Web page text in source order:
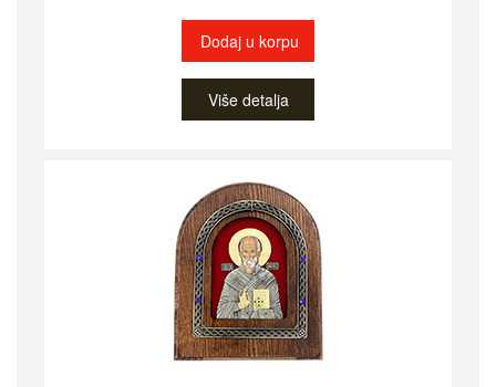
Dodaj u korpu
Više detalja